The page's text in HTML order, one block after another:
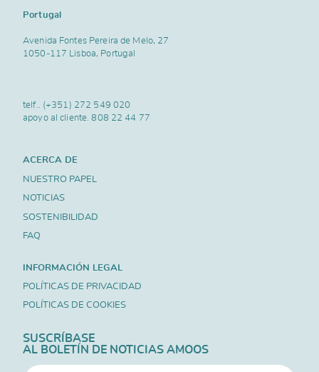
Portugal
Avenida Fontes Pereira de Melo, 27
1050-117 Lisboa, Portugal
telf.. (+351) 272 549 020
apoyo al cliente.808 22 44 77
ACERCA DE
NUESTRO PAPEL
NOTICIAS
SOSTENIBILIDAD
FAQ
INFORMACIÓN LEGAL
POLÍTICAS DE PRIVACIDAD
POLÍTICAS DE COOKIES
SUSCRÍBASE
AL BOLETÍN DE NOTICIAS AMOOS